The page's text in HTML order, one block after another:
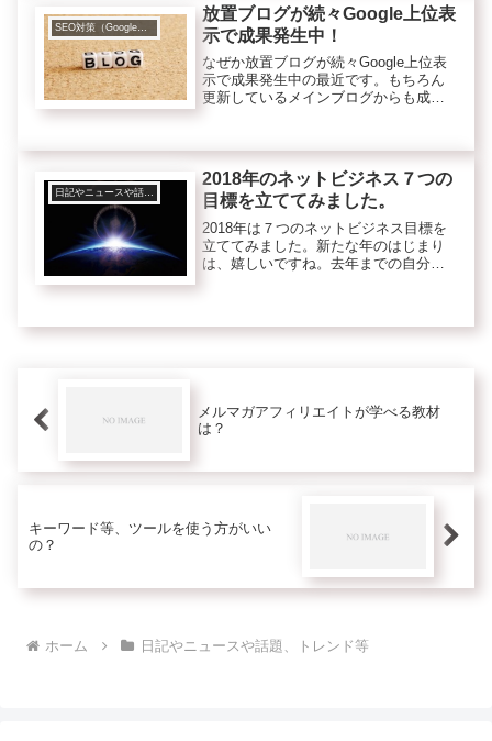
ョンの光回線に直接申し込...
SEO対策（Googleなど検索エンジンのこと）
放置ブログが続々Google上位表
示で成果発生中！
なぜか放置ブログが続々Google上位表
示で成果発生中の最近です。もちろん
更新しているメインブログからも成果
ているブログたちからも最近成果発生
が続いています。
日記やニュースや話題、トレンド等
2018年のネットビジネス７つの
目標を立ててみました。
2018年は７つのネットビジネス目標を
立ててみました。新たな年のはじまり
は、嬉しいですね。去年までの自分か
メルマガアフィリエイトが学べる教材
は？
キーワード等、ツールを使う方がいい
の？
ホーム 日記やニュースや話題、トレンド等